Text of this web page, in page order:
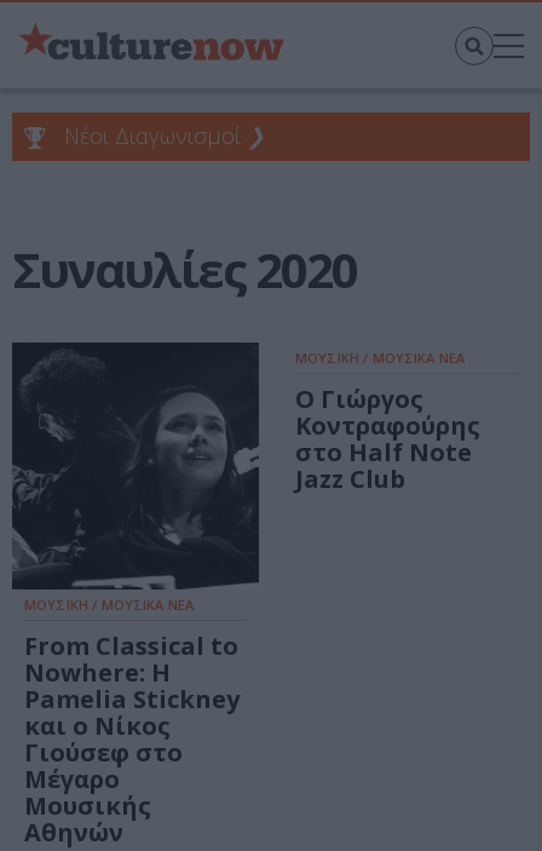
Νέοι Διαγωνισμοί ❯
Συναυλίες 2020
ΜΟΥΣΙΚΗ / ΜΟΥΣΙΚΑ ΝΕΑ
From Classical to
Nowhere: Η
Pamelia Stickney
και ο Νίκος
Γιούσεφ στο
Μέγαρο
Μουσικής
Αθηνών
ΜΟΥΣΙΚΗ / ΜΟΥΣΙΚΑ ΝΕΑ
Ο Γιώργος
Κοντραφούρης
στο Half Note
Jazz Club